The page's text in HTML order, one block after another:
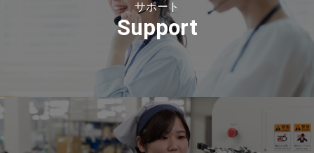
サポート
Support